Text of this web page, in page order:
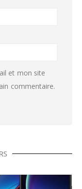
et mon site
commentaire.